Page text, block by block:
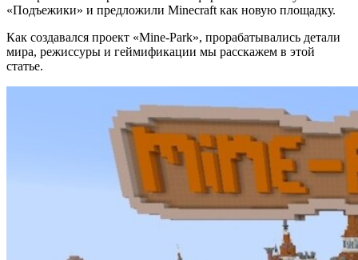
«Подъежики» и предложили Minecraft как новую площадку.
Как создавался проект «Mine-Park», прорабатывались детали
мира, режиссуры и геймификации мы расскажем в этой
статье.